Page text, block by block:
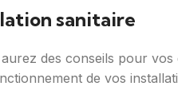
sanitaire
des conseils pour vos
de vos